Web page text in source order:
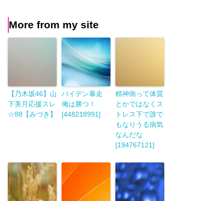
More from my site
【乃木坂46】山
下美月応援スレ
☆88【みづき】
バイデン暴走
俺は勝つ！
[448218991]
精神病って体質
とかではなくス
トレス下で誰で
もなりうる病気
なんだな
[194767121]